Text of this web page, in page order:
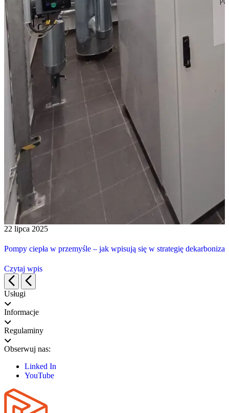
22 lipca 2025
Pompy ciepła w przemyśle – jak wpisują się w strategię
Czytaj wpis
Usługi
Informacje
Regulaminy
Obserwuj nas:
Linked In
YouTube